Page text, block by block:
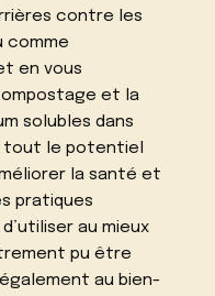
contre les
comme
en vous
et la
solubles dans
tout le potentiel
la santé et
pratiques
au mieux
pu être
au bien-